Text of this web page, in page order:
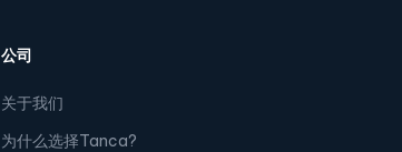
公司
关于我们
为什么选择Tanca?